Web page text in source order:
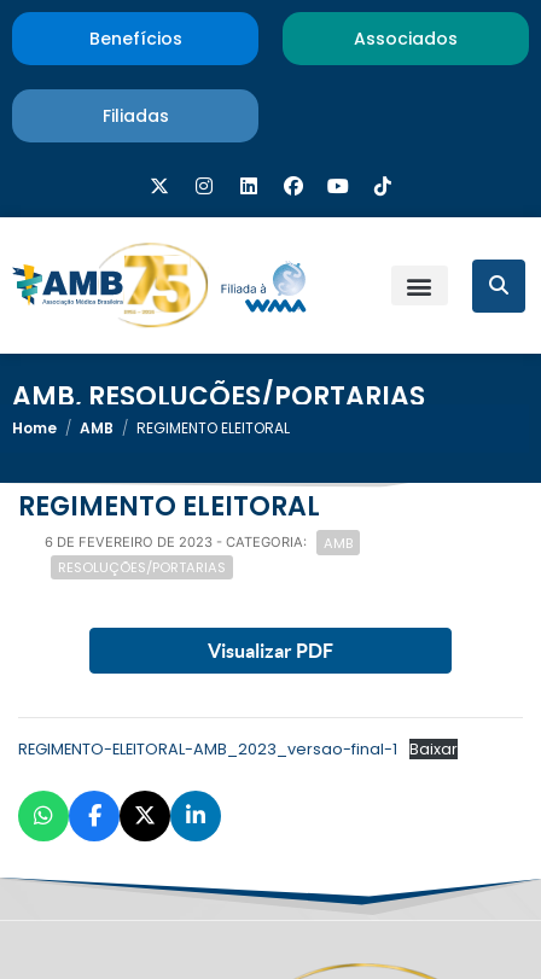
Benefícios Associados
Filiadas
AMB, RESOLUÇÕES/PORTARIAS
Home / AMB / REGIMENTO ELEITORAL
REGIMENTO ELEITORAL
6 DE FEVEREIRO DE 2023 - CATEGORIA:
AMB
RESOLUÇÕES/PORTARIAS
Visualizar PDF
REGIMENTO-ELEITORAL-AMB_2023_versao-final-1 Baixar